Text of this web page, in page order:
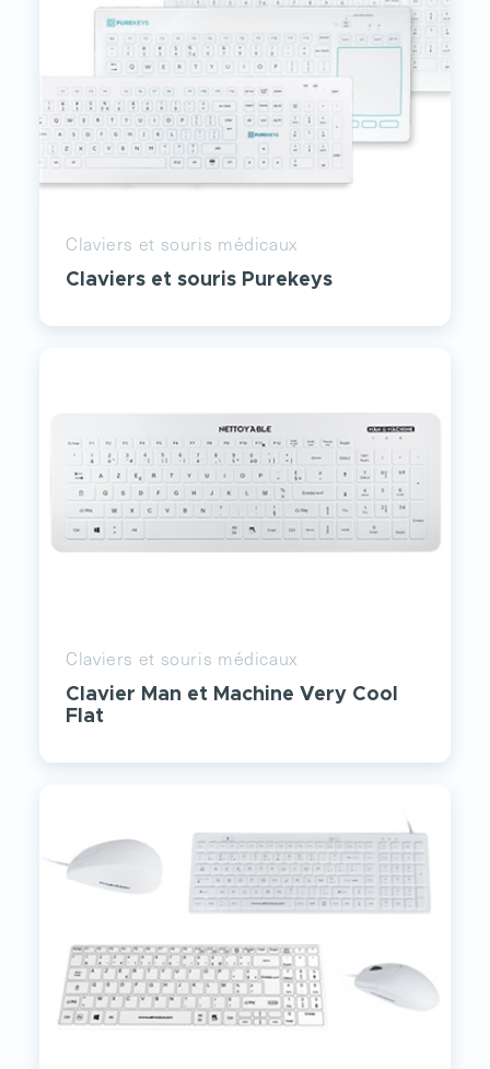
Claviers et souris médicaux
Claviers et souris Purekeys
Claviers et souris médicaux
Clavier Man et Machine Very Cool
Flat